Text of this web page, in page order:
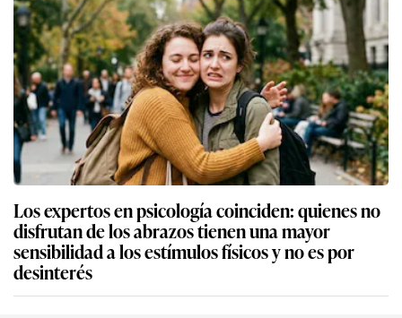
Los expertos en psicología coinciden: quienes no
disfrutan de los abrazos tienen una mayor
sensibilidad a los estímulos físicos y no es por
desinterés